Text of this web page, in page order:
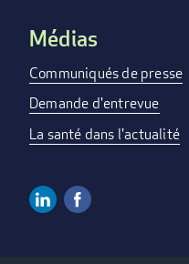
Médias
Communiqués de presse
Demande d'entrevue
La santé dans l'actualité
Linkedin